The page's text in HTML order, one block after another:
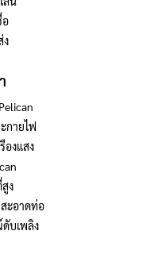
อ
ง
กายไฟ
องแสง
ง
ะอาดท่อ
บเพลิง